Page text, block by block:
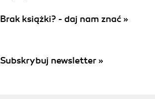
Brak książki? - daj nam znać »
Subskrybuj newsletter »